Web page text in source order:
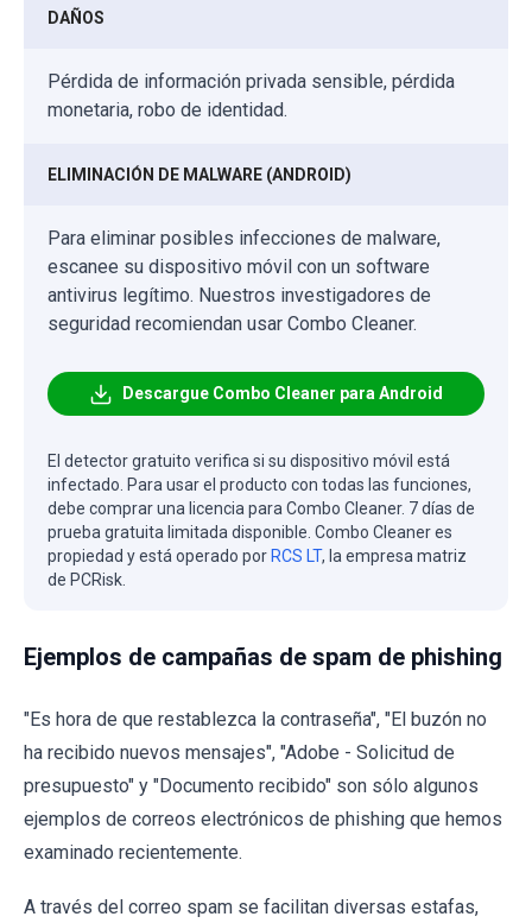
DAÑOS
Pérdida de información privada sensible, pérdida
monetaria, robo de identidad.
ELIMINACIÓN DE MALWARE (ANDROID)
Para eliminar posibles infecciones de malware,
escanee su dispositivo móvil con un software
antivirus legítimo. Nuestros investigadores de
seguridad recomiendan usar Combo Cleaner.
Descargue Combo Cleaner para Android
El detector gratuito verifica si su dispositivo móvil está
infectado. Para usar el producto con todas las funciones,
debe comprar una licencia para Combo Cleaner. 7 días de
prueba gratuita limitada disponible. Combo Cleaner es
propiedad y está operado por RCS LT, la empresa matriz
de PCRisk.
Ejemplos de campañas de spam de phishing
"Es hora de que restablezca la contraseña", "El buzón no
ha recibido nuevos mensajes", "Adobe - Solicitud de
presupuesto" y "Documento recibido" son sólo algunos
ejemplos de correos electrónicos de phishing que hemos
examinado recientemente.
A través del correo spam se facilitan diversas estafas,